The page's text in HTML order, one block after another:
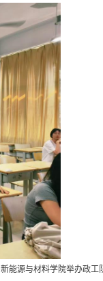
新能源与材料学院举办政工